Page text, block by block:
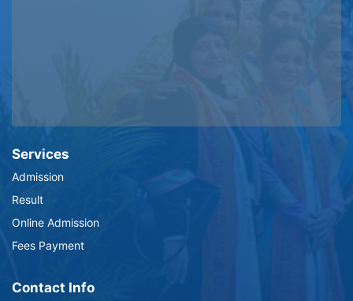
Services
Admission
Result
Online Admission
Fees Payment
Contact Info